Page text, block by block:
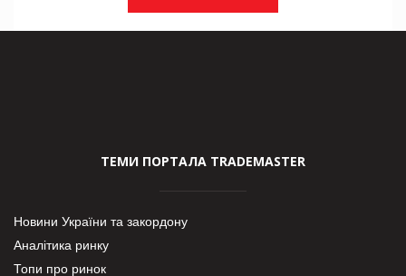
ТЕМИ ПОРТАЛА TRADEMASTER
Новини України та закордону
Аналітика ринку
Топи про ринок